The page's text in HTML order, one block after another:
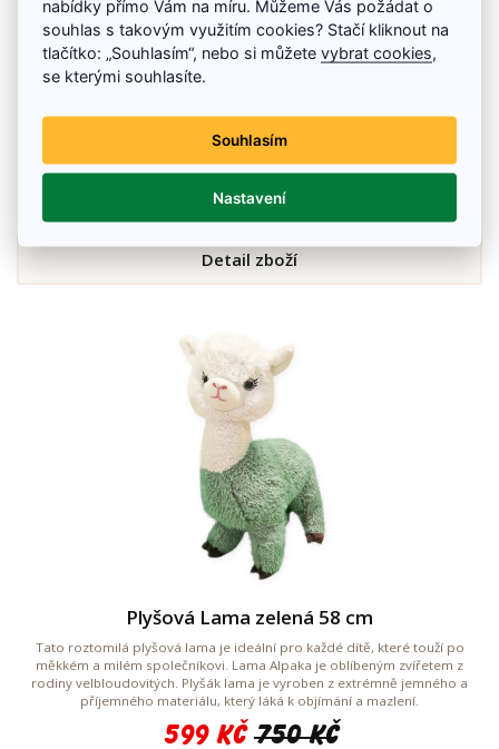
Plyšová Lama 45 cm
Výška: 45 cm Délka: 30 cm
450 Kč 650 Kč
Na skladě
Detail zboží
Plyšová Lama zelená 58 cm
Tato roztomilá plyšová lama je ideální pro každé dítě, které touží po
měkkém a milém společníkovi. Lama Alpaka je oblíbeným zvířetem z
rodiny velbloudovitých. Plyšák lama je vyroben z extrémně jemného a
příjemného materiálu, který láká k objímání a mazlení.
599 Kč 750 Kč
nabídky přímo Vám na míru. Můžeme Vás požádat o
souhlas s takovým využitím cookies? Stačí kliknout na
tlačítko: „Souhlasím“, nebo si můžetevybrat cookies
se kterými souhlasíte.
Souhlasím
Nastavení